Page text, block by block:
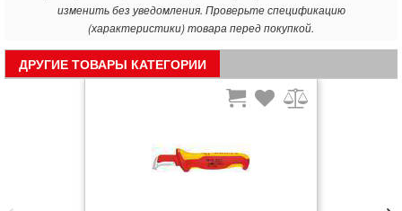
изменить без уведомления. Проверьте спецификацию
(характеристики) товара перед покупкой.
ДРУГИЕ ТОВАРЫ КАТЕГОРИИ